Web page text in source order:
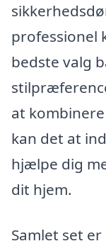
professionel
bedste valg
at
kan det at
hjælpe dig
dit hjem.
Samlet set